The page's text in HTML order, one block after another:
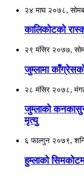
२४ माघ २०७८,
कालिकोटको
२९ मंसिर २०७७,
जुम्लामा
२८ मंसिर २०७८,
जुम्लाकाे
मृत्यु
६ फाल्गुन २०७९,
हुम्लाको